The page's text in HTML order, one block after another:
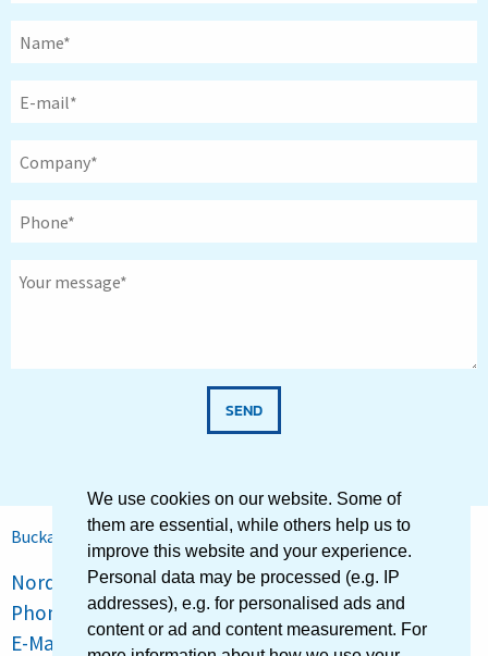
We use cookies on our website. Some of
them are essential, while others help us to
improve this website and your experience.
Personal data may be processed (e.g. IP
addresses), e.g. for personalised ads and
content or ad and content measurement. For
SEND
Buckau-Wolf GmbH
Nordstrasse 41 · 41515 Grevenbroich · Germany
Phone:
+49 2181 602-0 · Fax: +49 2181 602-342
E-Mail:
info[at]buckau-wolf.com